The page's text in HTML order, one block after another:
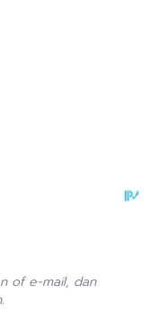
of e-mail, dan